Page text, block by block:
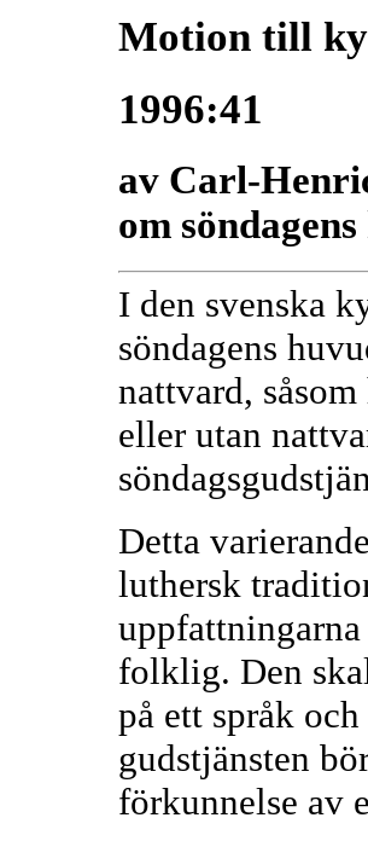
Motion till
1996:41
av Carl-
om
I den svenska
söndagens
nattvard, såsom
eller utan
Detta
luthersk
folklig. Den
på ett språk
gudstjänsten
förkunnelse av